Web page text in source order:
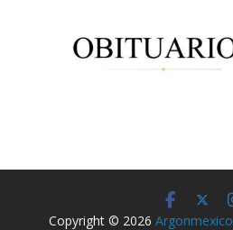
Copyright © 2026 Argonmexico